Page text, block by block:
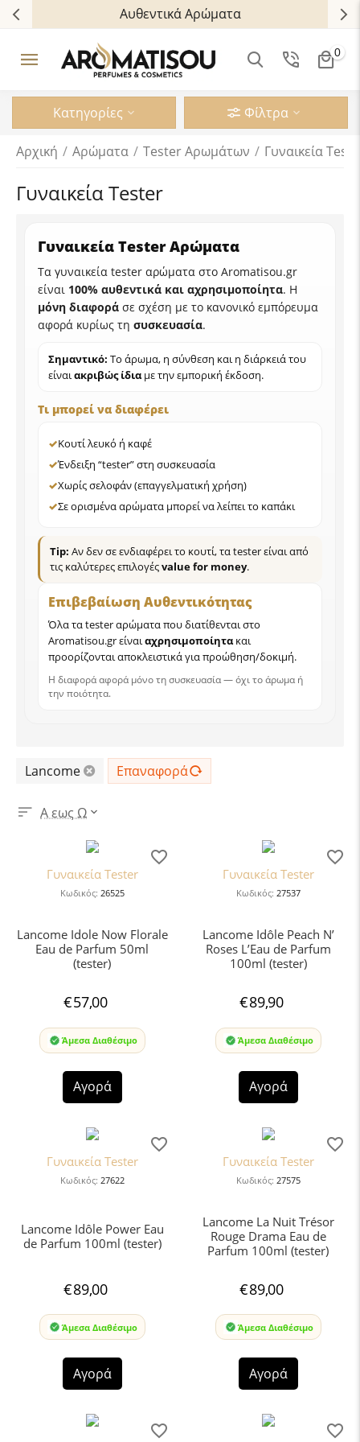
Αυθεντικά Αρώματα
0
Κατηγορίες Φίλτρα
Αρχική / Αρώματα / Tester Aρωμάτων / Γυναικεία
Γυναικεία Tester
Γυναικεία Tester Αρώματα
Τα γυναικεία tester αρώματα στο Aromatisou.gr
είναι 100% αυθεντικά και αχρησιμοποίητα. Η
μόνη διαφορά σε σχέση με το κανονικό εμπόρευμα
αφορά κυρίως τη συσκευασία.
Σημαντικό: Το άρωμα, η σύνθεση και η διάρκειά του
είναιακριβώς ίδιαμε την εμπορική έκδοση.
Τι μπορεί να διαφέρει
✓Κουτί λευκό ή καφέ
✓Ένδειξη “tester” στη συσκευασία
✓Χωρίς σελοφάν (επαγγελματική χρήση)
✓Σε ορισμένα αρώματα μπορεί να λείπει το καπάκι
Tip: Αν δεν σε ενδιαφέρει το κουτί, τα tester είναι από
τις καλύτερες επιλογέςvalue for money.
Επιβεβαίωση Αυθεντικότητας
Όλα τα tester αρώματα που διατίθενται στο
Aromatisou.gr είναιαχρησιμοποίητακαι
προορίζονται αποκλειστικά για προώθηση/δοκιμή.
Η διαφορά αφορά μόνο τη συσκευασία — όχι το άρωμα ή
την ποιότητα.
Lancome Επαναφορά
Α εως Ω
Γυναικεία Tester
Κωδικός: 26525
Lancome Idole Now Florale
Eau de Parfum 50ml
(tester)
€57,00
Άμεσα Διαθέσιμο
Αγορά
Γυναικεία Tester
Κωδικός: 27537
Lancome Idôle Peach N’
Roses L’Eau de Parfum
100ml (tester)
€89,90
Άμεσα Διαθέσιμο
Αγορά
Γυναικεία Tester
Κωδικός: 27622
Lancome Idôle Power Eau
de Parfum 100ml (tester)
€89,00
Άμεσα Διαθέσιμο
Αγορά
Γυναικεία Tester
Κωδικός: 27575
Lancome La Nuit Trésor
Rouge Drama Eau de
Parfum 100ml (tester)
€89,00
Άμεσα Διαθέσιμο
Αγορά